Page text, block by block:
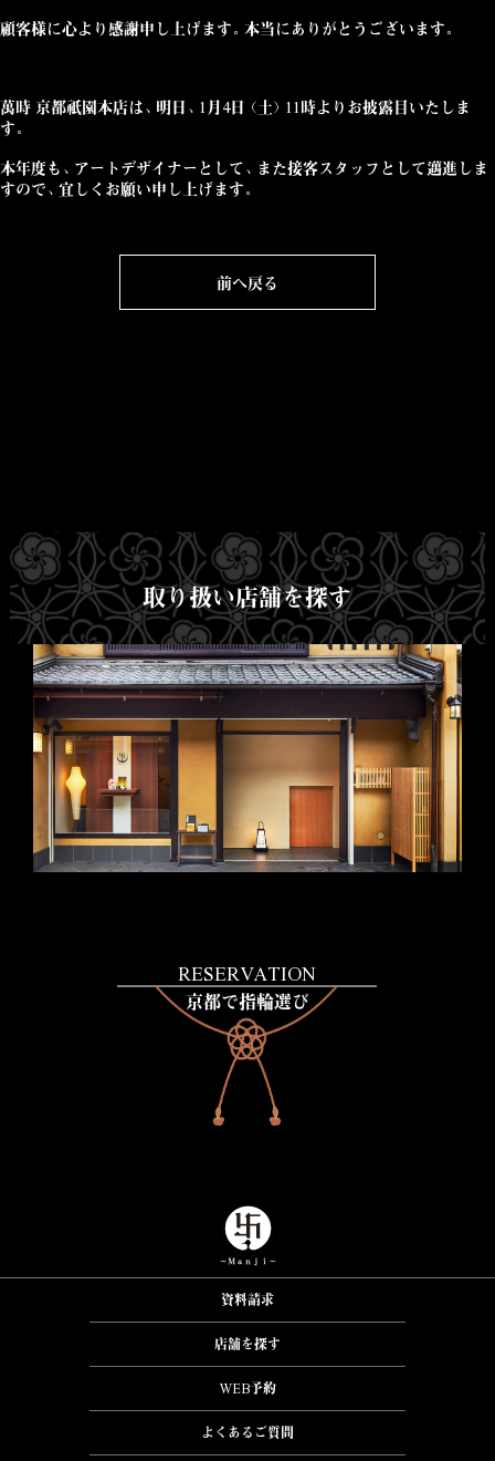
顧客様に心より感謝申し上げます。本当にありがとうございます。
萬時 京都祇園本店は、明日、1月4日（土）11時よりお披露目いたしま
す。
本年度も、アートデザイナーとして、また接客スタッフとして邁進しま
すので、宜しくお願い申し上げます。
前へ戻る
取り扱い店舗を探す
RESERVATION
京都で指輪選び
資料請求
店舗を探す
WEB予約
よくあるご質問